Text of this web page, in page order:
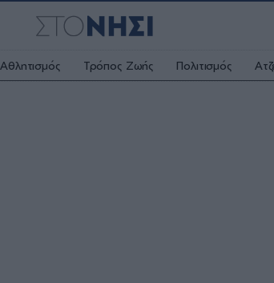
Αθλητισμός Τρόπος Ζωής Πολιτισμός